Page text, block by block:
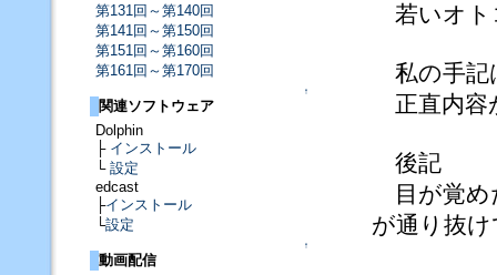
第131回～第140回
第141回～第150回
第151回～第160回
第161回～第170回
↑
関連ソフトウェア
Dolphin
├ インストール
└ 設定
edcast
├インストール
└設定
↑
動画配信
若いオト
私の手記
正直内容
後記
目が覚め
が通り抜